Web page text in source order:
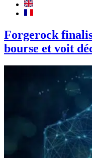
Forgerock
bourse et voit